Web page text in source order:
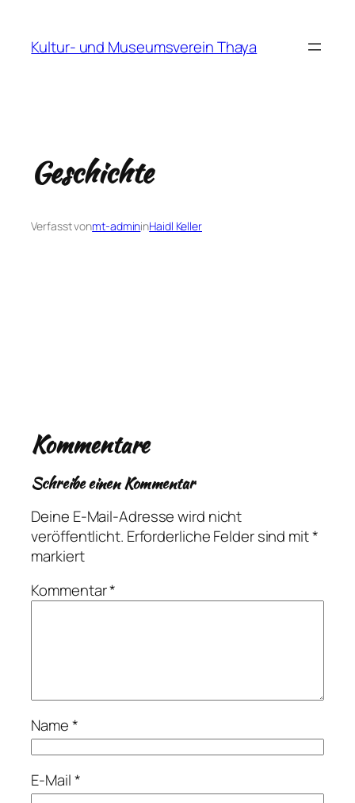
InhaltKultur- und Museumsverein Thaya
Geschichte
Verfasst vonmt-admininHaidl Keller
Kommentare
Schreibe einen Kommentar
Deine E-Mail-Adresse wird nicht
veröffentlicht. Erforderliche Felder sind mit*
markiert
Kommentar*
Name*
E-Mail*